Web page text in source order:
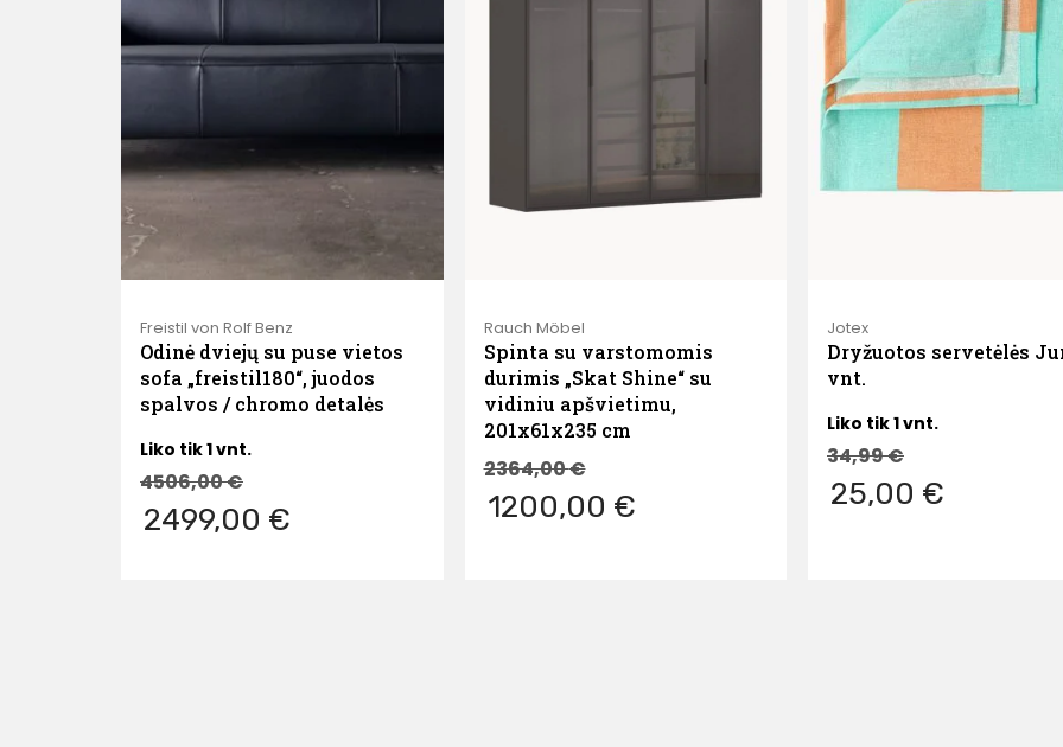
Freistil von Rolf Benz
Odinė dviejų su puse vietos
sofa „freistil180“, juodos
spalvos / chromo detalės
Liko tik 1 vnt.
4506,00€
2499,00 €
Rauch Möbel
Spinta su varstomomis
durimis „Skat Shine“ su
vidiniu apšvietimu,
201x61x235 cm
2364,00€
1200,00 €
Jotex
Dryžuotos servetėlės
vnt.
Liko tik 1 vnt.
34,99€
25,00 €